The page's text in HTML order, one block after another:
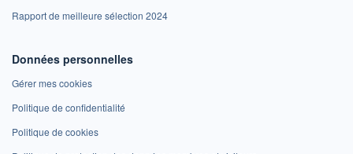
Rapport de meilleure sélection 2024
Données personnelles
Gérer mes cookies
Politique de confidentialité
Politique de cookies